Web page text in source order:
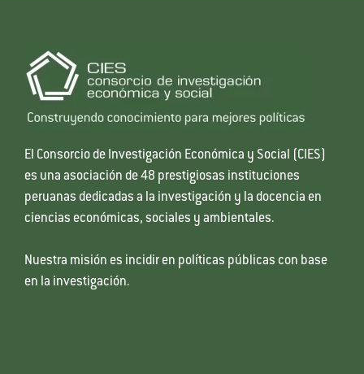
El Consorcio de Investigación Económica y Social (CIES)
es una asociación de 48 prestigiosas instituciones
peruanas dedicadas a la investigación y la docencia en
ciencias económicas, sociales y ambientales.
Nuestra misión es incidir en políticas públicas con base
en la investigación.